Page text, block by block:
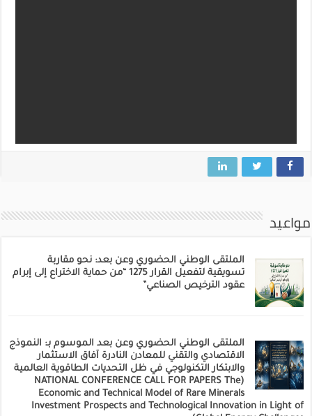
مواعيد
الملتقى الوطني الحضوري وعن بعد: نحو مقاربة
تسويقية لتفعيل القرار 1275 “من حماية الاختراع إلى إبرام
عقود الترخيص الصناعي”
الملتقى الوطني الحضوري وعن بعد الموسوم بـ: النموذج
الاقتصادي والتقني للمعادن النادرة آفاق الاستثمار
والابتكار التكنولوجي في ظل التحديات الطاقوية العالمية
(NATIONAL CONFERENCE CALL FOR PAPERS The
Economic and Technical Model of Rare Minerals
Investment Prospects and Technological Innovation in Light of